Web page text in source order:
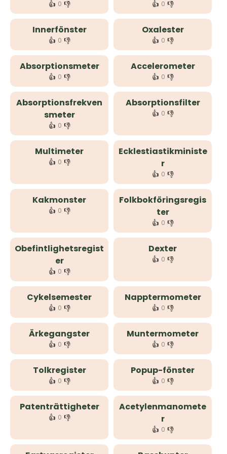
👍 0 👎 👍 0 👎
Innerfönster
👍 0 👎
Oxalester
👍 0 👎
Absorptionsmeter
👍 0 👎
Accelerometer
👍 0 👎
Absorptionsfrekven
smeter
👍 0 👎
Absorptionsfilter
👍 0 👎
Multimeter
👍 0 👎
Ecklestiastikministe
r
👍 0 👎
Kakmonster
👍 0 👎
Folkbokföringsregis
ter
👍 0 👎
Obefintlighetsregist
er
👍 0 👎
Dexter
👍 0 👎
Cykelsemester
👍 0 👎
Napptermometer
👍 0 👎
Ärkegangster
👍 0 👎
Muntermometer
👍 0 👎
Tolkregister
👍 0 👎
Popup-fönster
👍 0 👎
Patenträttigheter
👍 0 👎
Acetylenmanomete
r
👍 0 👎